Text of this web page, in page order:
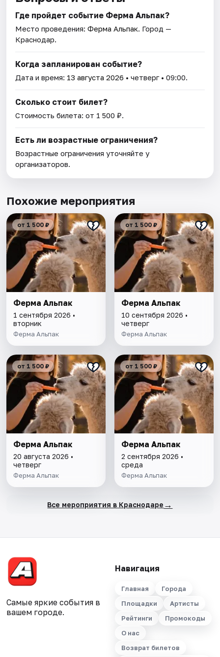
Где пройдет событие Ферма Альпак?
Место проведения:Ферма Альпак. Город —
Краснодар.
Когда запланирован событие?
Дата и время: 13 августа 2026 • четверг • 09:00.
Сколько стоит билет?
Стоимость билета: от 1 500 ₽.
Есть ли возрастные ограничения?
Возрастные ограничения уточняйте у
организаторов.
Похожие мероприятия
от 1 500 ₽
Ферма Альпак
1 сентября 2026 •
вторник
Ферма Альпак
от 1 500 ₽
Ферма Альпак
10 сентября 2026 •
четверг
Ферма Альпак
от 1 500 ₽
Ферма Альпак
20 августа 2026 •
четверг
Ферма Альпак
от 1 500 ₽
Ферма Альпак
2 сентября 2026 •
среда
Ферма Альпак
Все мероприятия в Краснодаре →
Самые яркие события в
вашем городе.
Навигация
Главная
Города
Площадки
Артисты
Рейтинги
Промокоды
О нас
Возврат билетов